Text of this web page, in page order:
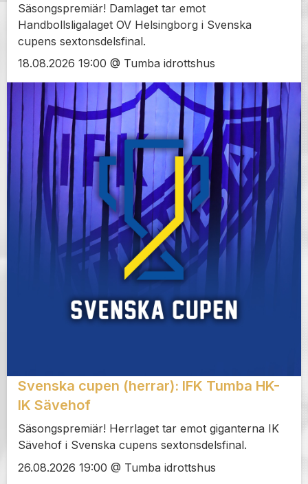
Säsongspremiär! Damlaget tar emot
Handbollsligalaget OV Helsingborg i Svenska
cupens sextonsdelsfinal.
18.08.2026 19:00 @ Tumba idrottshus
Svenska cupen (herrar): IFK Tumba HK-
IK Sävehof
Säsongspremiär! Herrlaget tar emot giganterna IK
Sävehof i Svenska cupens sextonsdelsfinal.
26.08.2026 19:00 @ Tumba idrottshus